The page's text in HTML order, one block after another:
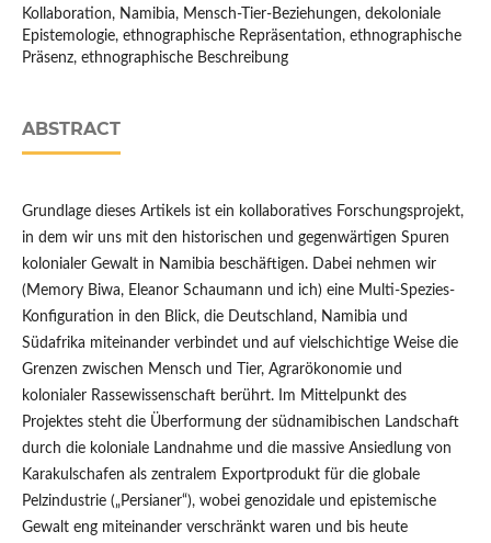
Kollaboration, Namibia, Mensch-Tier-Beziehungen, dekoloniale
Epistemologie, ethnographische Repräsentation, ethnographische
Präsenz, ethnographische Beschreibung
ABSTRACT
Grundlage dieses Artikels ist ein kollaboratives Forschungsprojekt,
in dem wir uns mit den historischen und gegenwärtigen Spuren
kolonialer Gewalt in Namibia beschäftigen. Dabei nehmen wir
(Memory Biwa, Eleanor Schaumann und ich) eine Multi-Spezies-
Konﬁguration in den Blick, die Deutschland, Namibia und
Südafrika miteinander verbindet und auf vielschichtige Weise die
Grenzen zwischen Mensch und Tier, Agrarökonomie und
kolonialer Rassewissenschaft berührt. Im Mittelpunkt des
Projektes steht die Überformung der südnamibischen Landschaft
durch die koloniale Landnahme und die massive Ansiedlung von
Karakulschafen als zentralem Exportprodukt für die globale
Pelzindustrie („Persianer“), wobei genozidale und epistemische
Gewalt eng miteinander verschränkt waren und bis heute